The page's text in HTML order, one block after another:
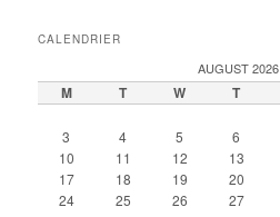
CALENDRIER
AUGUST 2026
M T W T
3
4 5 6
10
11 12 13
17
18 19 20
24
25 26 27